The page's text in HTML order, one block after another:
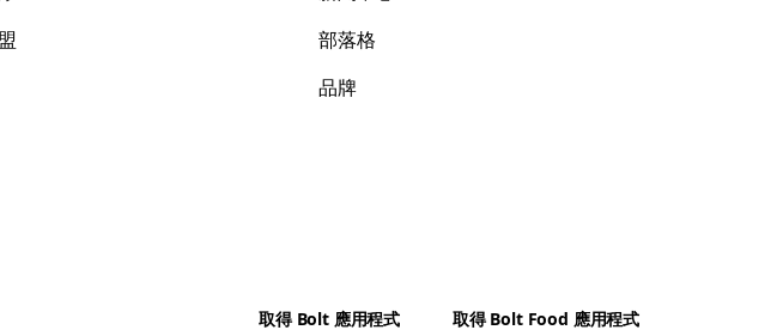
部落格
品牌
取得 Bolt 應用程式 取得 Bolt Food 應用程式